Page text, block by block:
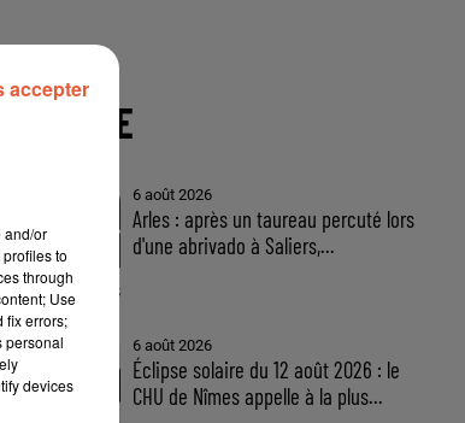
À LA UNE
6 août 2026
Arles : après un taureau percuté lors
d'une abrivado à Saliers,...
6 août 2026
Éclipse solaire du 12 août 2026 : le
CHU de Nîmes appelle à la plus...
and/or
to
through
Use
fix errors;
personal
devices
accepter